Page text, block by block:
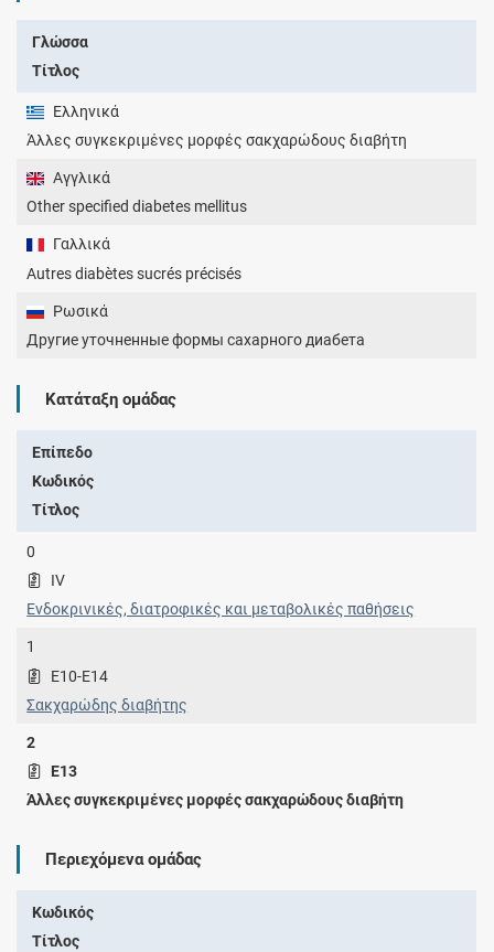
Γλώσσα
Τίτλος
Ελληνικά
Άλλες συγκεκριμένες μορφές σακχαρώδους διαβήτη
Αγγλικά
Other specified diabetes mellitus
Γαλλικά
Autres diabètes sucrés précisés
Ρωσικά
Другие уточненные формы сахарного диабета
Κατάταξη ομάδας
Επίπεδο
Κωδικός
Τίτλος
0
IV
Ενδοκρινικές, διατροφικές και μεταβολικές παθήσεις
1
E10-E14
Σακχαρώδης διαβήτης
2
E13
Άλλες συγκεκριμένες μορφές σακχαρώδους διαβήτη
Περιεχόμενα ομάδας
Κωδικός
Τίτλος